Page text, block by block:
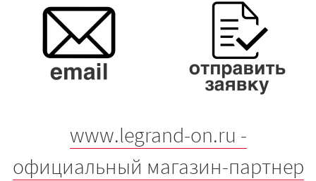
www.legrand-on.ru -
официальный магазин-партнер